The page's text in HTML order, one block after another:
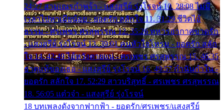
24:27 สามเณรกำพร้า - แสงสุรีย์ รุ่งโรจน์ 10. 28:08 ไม่มี
เวลาไปหาเมียน้อย - ยอดรัก สลักใจ 11. 31:29 ชีวิตไอ้
ธรรม - ศรเพชร ศรสุพรรณ 12. 35:26 ทหารอากาศขาดรัก
- แสงสุรีย์ รุ่งโรจน์ 13. 39:01 คนหัวใจโทรม - ยอดรัก สลัก
ใจ 14. 42:49 ไอ้หวังตายแน่ - ศรเพชร ศรสุพรรณ 15. 46:35
ธาตุแท้ของเธอ - แสงสุรีย์ รุ่งโรจน์ 16. 49:57 กำนันกำใน -
ยอดรัก สลักใจ 17. 52:29 สาวบริสุทธิ์ - ศรเพชร ศรสุพรรณ
18. 56:05 แต๋วจ๋า - แสงสุรีย์ รุ่งโรจน์
18 บทเพลงดังจากฟากฟ้า - ยอดรัก/ศรเพชร/แสงสุรีย์